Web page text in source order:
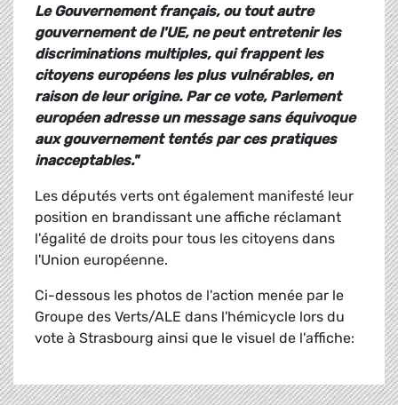
Le Gouvernement français, ou tout autre
gouvernement de l'UE, ne peut entretenir les
discriminations multiples, qui frappent les
citoyens européens les plus vulnérables, en
raison de leur origine. Par ce vote, Parlement
européen adresse un message sans équivoque
aux gouvernement tentés par ces pratiques
inacceptables."
Les députés verts ont également manifesté leur
position en brandissant une affiche réclamant
l'égalité de droits pour tous les citoyens dans
l'Union européenne.
Ci-dessous les photos de l'action menée par le
Groupe des Verts/ALE dans l'hémicycle lors du
vote à Strasbourg ainsi que le visuel de l'affiche: